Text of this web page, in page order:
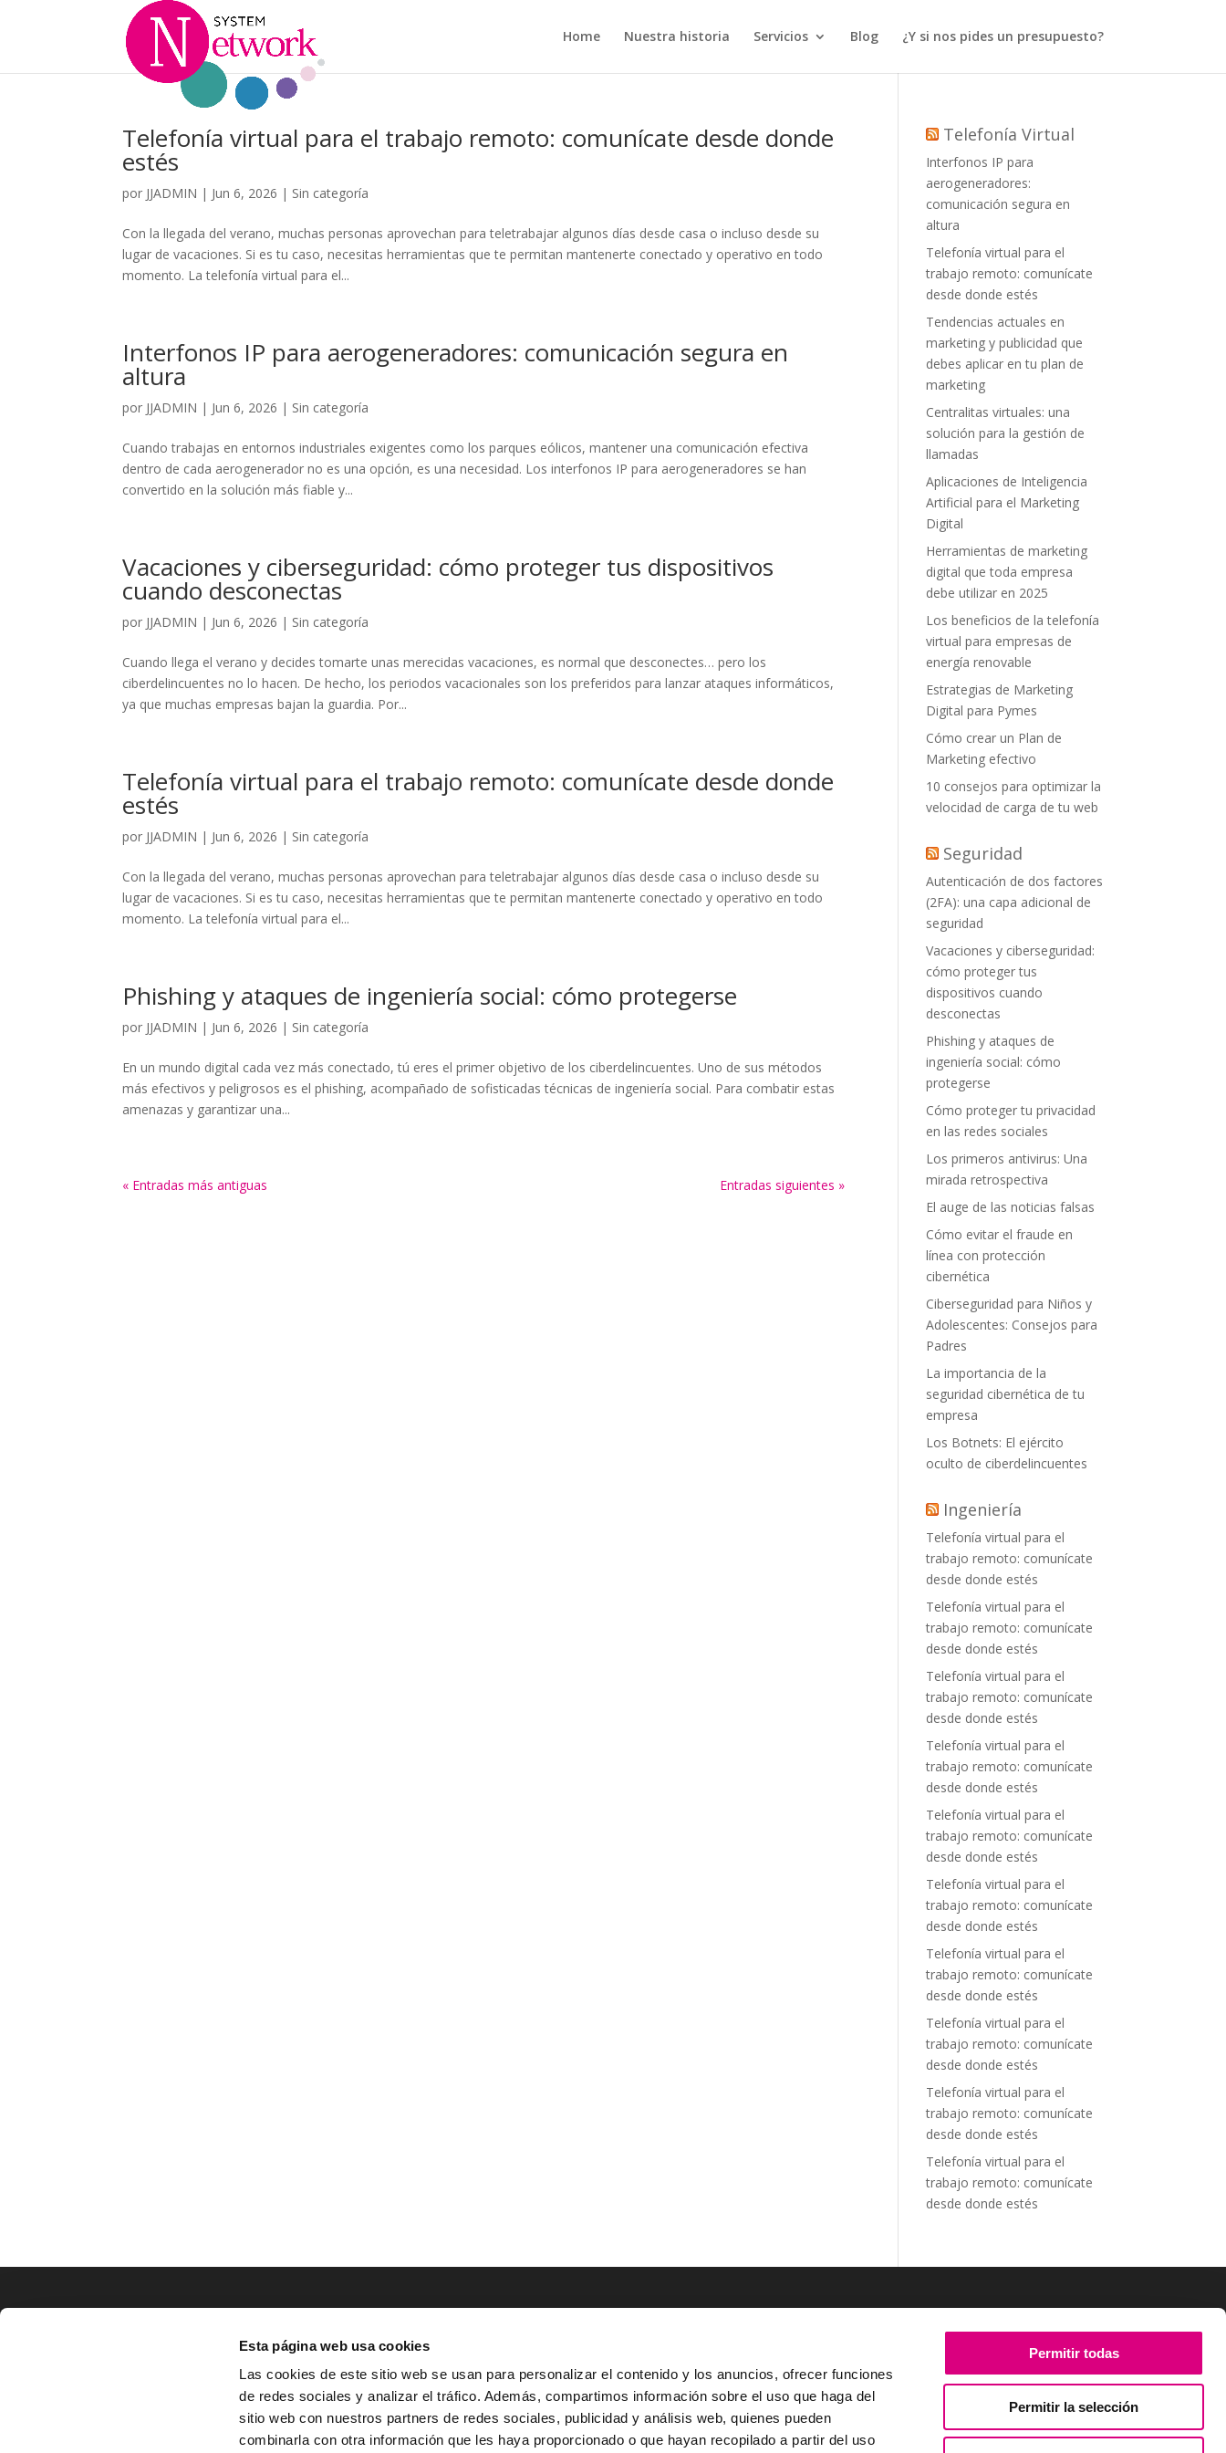
Esta página web usa cookies
Las cookies de este sitio web se usan para personalizar el contenido y los anuncios, ofrecer funciones
de redes sociales y analizar el tráfico. Además, compartimos información sobre el uso que haga del
sitio web con nuestros partners de redes sociales, publicidad y análisis web, quienes pueden
combinarla con otra información que les haya proporcionado o que hayan recopilado a partir del uso
Permitir todas
Permitir la selección
Home Nuestra historia Servicios Blog ¿Y si nos pides un presupuesto?
Telefonía virtual para el trabajo remoto: comunícate desde donde
estés
por JJADMIN | Jun 6, 2026 | Sin categoría
Con la llegada del verano, muchas personas aprovechan para teletrabajar algunos días desde casa o incluso desde su
lugar de vacaciones. Si es tu caso, necesitas herramientas que te permitan mantenerte conectado y operativo en todo
momento. La telefonía virtual para el...
Interfonos IP para aerogeneradores: comunicación segura en
altura
por JJADMIN | Jun 6, 2026 | Sin categoría
Cuando trabajas en entornos industriales exigentes como los parques eólicos, mantener una comunicación efectiva
dentro de cada aerogenerador no es una opción, es una necesidad. Los interfonos IP para aerogeneradores se han
convertido en la solución más fiable y...
Vacaciones y ciberseguridad: cómo proteger tus dispositivos
cuando desconectas
por JJADMIN | Jun 6, 2026 | Sin categoría
Cuando llega el verano y decides tomarte unas merecidas vacaciones, es normal que desconectes… pero los
ciberdelincuentes no lo hacen. De hecho, los periodos vacacionales son los preferidos para lanzar ataques informáticos,
ya que muchas empresas bajan la guardia. Por...
Telefonía virtual para el trabajo remoto: comunícate desde donde
estés
por JJADMIN | Jun 6, 2026 | Sin categoría
Con la llegada del verano, muchas personas aprovechan para teletrabajar algunos días desde casa o incluso desde su
lugar de vacaciones. Si es tu caso, necesitas herramientas que te permitan mantenerte conectado y operativo en todo
momento. La telefonía virtual para el...
Phishing y ataques de ingeniería social: cómo protegerse
por JJADMIN | Jun 6, 2026 | Sin categoría
En un mundo digital cada vez más conectado, tú eres el primer objetivo de los ciberdelincuentes. Uno de sus métodos
más efectivos y peligrosos es el phishing, acompañado de sofisticadas técnicas de ingeniería social. Para combatir estas
amenazas y garantizar una...
« Entradas más antiguas Entradas siguientes »
Telefonía Virtual
Interfonos IP para
aerogeneradores:
comunicación segura en
altura
Telefonía virtual para el
trabajo remoto: comunícate
desde donde estés
Tendencias actuales en
marketing y publicidad que
debes aplicar en tu plan de
marketing
Centralitas virtuales: una
solución para la gestión de
llamadas
Aplicaciones de Inteligencia
Artificial para el Marketing
Digital
Herramientas de marketing
digital que toda empresa
debe utilizar en 2025
Los beneficios de la telefonía
virtual para empresas de
energía renovable
Estrategias de Marketing
Digital para Pymes
Cómo crear un Plan de
Marketing efectivo
10 consejos para optimizar la
velocidad de carga de tu web
Seguridad
Autenticación de dos factores
(2FA): una capa adicional de
seguridad
Vacaciones y ciberseguridad:
cómo proteger tus
dispositivos cuando
desconectas
Phishing y ataques de
ingeniería social: cómo
protegerse
Cómo proteger tu privacidad
en las redes sociales
Los primeros antivirus: Una
mirada retrospectiva
El auge de las noticias falsas
Cómo evitar el fraude en
línea con protección
cibernética
Ciberseguridad para Niños y
Adolescentes: Consejos para
Padres
La importancia de la
seguridad cibernética de tu
empresa
Los Botnets: El ejército
oculto de ciberdelincuentes
Ingeniería
Telefonía virtual para el
trabajo remoto: comunícate
desde donde estés
Telefonía virtual para el
trabajo remoto: comunícate
desde donde estés
Telefonía virtual para el
trabajo remoto: comunícate
desde donde estés
Telefonía virtual para el
trabajo remoto: comunícate
desde donde estés
Telefonía virtual para el
trabajo remoto: comunícate
desde donde estés
Telefonía virtual para el
trabajo remoto: comunícate
desde donde estés
Telefonía virtual para el
trabajo remoto: comunícate
desde donde estés
Telefonía virtual para el
trabajo remoto: comunícate
desde donde estés
Telefonía virtual para el
trabajo remoto: comunícate
desde donde estés
Telefonía virtual para el
trabajo remoto: comunícate
desde donde estés
LOCALIZACIÓN
Av. Zaragoza, Nº37, 1ºB,
31500 Tudela, Navarra
CONTACTO
 Tel.: (+34) 900 800 806

HOLA@GRUPO-
^ Aviso Legal
^ Política de Privacidad